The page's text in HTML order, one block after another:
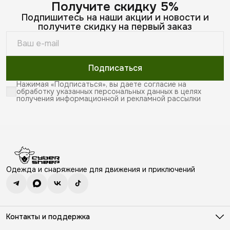
Получите скидку 5%
Подпишитесь на наши акции и новости и
получите скидку на первый заказ
Подписаться
Нажимая «Подписаться», вы даете согласие на
обработку указанных персональных данных в целях
получения информационной и рекламной рассылки
Одежда и снаряжение для движения и приключений
Контакты и поддержка